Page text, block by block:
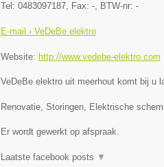
Tel: 0483097187, Fax: -, BTW-nr: -
E-mail › VeDeBe elektro
Website: http://www.vedebe-elektro.com
VeDeBe elektro uit meerhout komt bij u
Renovatie, Storingen, Elektrische
Er wordt gewerkt op afspraak.
Laatste facebook posts ▼